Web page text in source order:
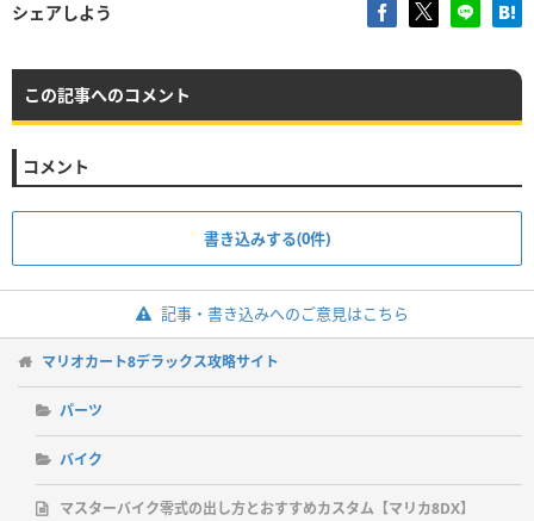
シェアしよう
この記事へのコメント
コメント
書き込みする(0件)
記事・書き込みへのご意見はこちら
マリオカート8デラックス攻略サイト
パーツ
バイク
マスターバイク零式の出し方とおすすめカスタム【マリカ8DX】